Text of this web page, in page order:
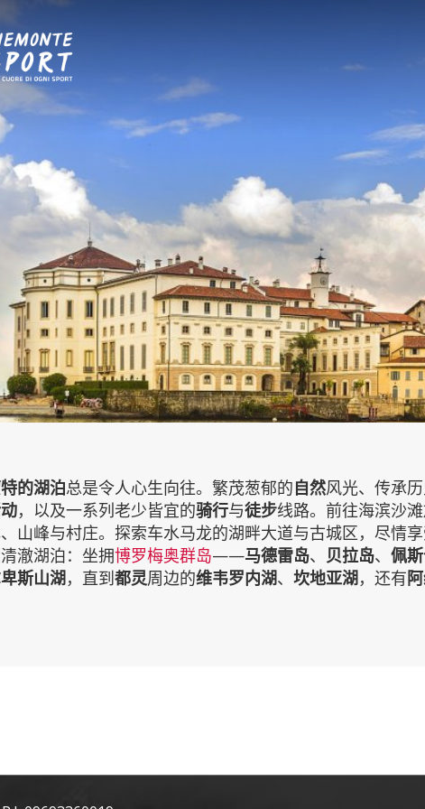
的湖泊总是令人心生向往。繁茂葱郁的自然风光、传承
，以及一系列老少皆宜的骑行与徒步线路。前往海滨沙
山峰与村庄。探索车水马龙的湖畔大道与古城区，尽情
澈湖泊：坐拥博罗梅奥群岛——马德雷岛、 贝拉岛、 佩
斯山湖，直到都灵周边的维韦罗内湖、 坎地亚湖，还有